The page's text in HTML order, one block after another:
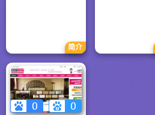
交流。清晰的视频画
面，丰富的视频特
效，专业的音响效
果，让您尽情展示您
的个性风采。
简介